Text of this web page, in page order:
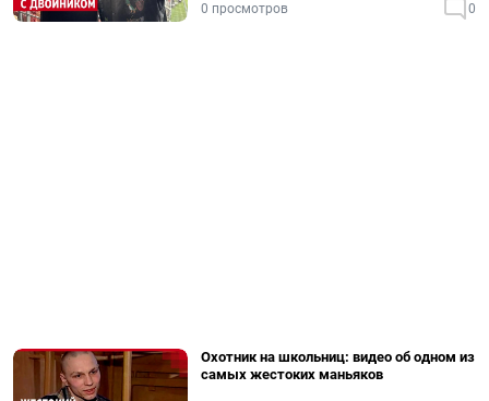
0 просмотров 0
Охотник на школьниц: видео об одном из
самых жестоких маньяков